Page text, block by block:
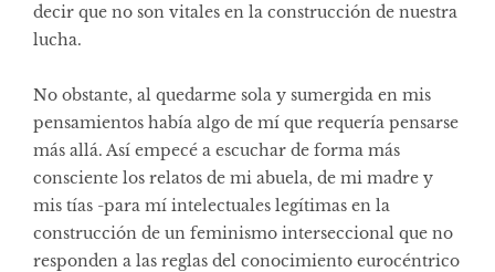
decir que no son vitales en la construcción de nuestra
lucha.
No obstante, al quedarme sola y sumergida en mis
pensamientos había algo de mí que requería pensarse
más allá. Así empecé a escuchar de forma más
consciente los relatos de mi abuela, de mi madre y
mis tías -para mí intelectuales legítimas en la
construcción de un feminismo interseccional que no
responden a las reglas del conocimiento eurocéntrico